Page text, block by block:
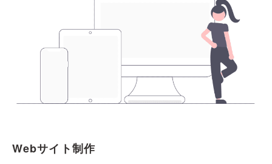
Webサイト制作